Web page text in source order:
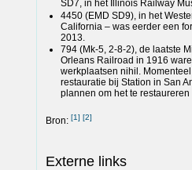
SD7, in het Illinois Railway
4450 (EMD SD9), in het
California – was eerder een
2013.
794 (Mk-5, 2-8-2), de laatste
Orleans Railroad in 1916
werkplaatsen nihil.
restauratie bij Station in San
plannen om het te
Bron: [1] [2]
Externe links